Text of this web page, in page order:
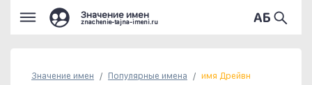
Значение имен
znachenie-tajna-imeni.ru
Значение имен Популярные имена имя Дрейвн